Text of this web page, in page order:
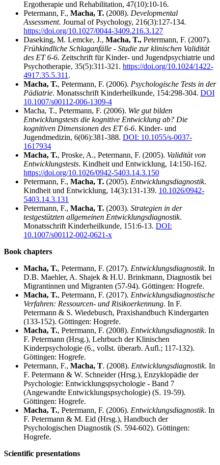
Ergotherapie und Rehabilitation, 47(10):10-16.
Petermann, F., Macha, T. (2008). Developmental
Assessment. Journal of Psychology, 216(3):127-134.
https://doi.org/10.1027/0044-3409.216.3.127
Daseking, M. Lemcke, J., Macha, T., Petermann, F. (2007).
Frühkindliche Schlaganfälle - Studie zur klinischen Validität
des ET 6-6. Zeitschrift für Kinder- und Jugendpsychiatrie und
Psychotherapie, 35(5):311-321. https://doi.org/10.1024/1422-
4917.35.5.311 .
Macha, T., Petermann, F. (2006). Psychologische Tests in der
Pädiatrie. Monatsschrift Kinderheilkunde, 154:298-304. DOI
10.1007/s00112-006-1309-4
Macha, T., Petermann, F. (2006). Wie gut bilden
Entwicklungstests die kognitive Entwicklung ab? Die
kognitiven Dimensionen des ET 6-6. Kinder- und
Jugendmedizin, 6(06):381-388. DOI: 10.1055/s-0037-
1617934
Macha, T., Proske, A., Petermann, F. (2005). Validität von
Entwicklungstests. Kindheit und Entwicklung, 14:150-162.
https://doi.org/10.1026/0942-5403.14.3.150
Petermann, F., Macha, T. (2005). Entwicklungsdiagnostik.
Kindheit und Entwicklung, 14(3):131-139. 10.1026/0942-
5403.14.3.131
Petermann, F., Macha, T. (2003). Strategien in der
testgestützten allgemeinen Entwicklungsdiagnostik.
Monatsschrift Kinderheilkunde, 151:6-13. DOI:
10.1007/s00112-002-0621-x
Book chapters
Macha, T., Petermann, F. (2017). Entwicklungsdiagnostik. In
D.B. Maehler, A. Shajek & H.U. Brinkmann, Diagnostik bei
Migrantinnen und Migranten (57-94). Göttingen: Hogrefe.
Macha, T., Petermann, F. (2017). Entwicklungsdiagnostische
Verfahren: Ressourcen- und Risikoerkennung. In F.
Petermann & S. Wiedebusch, Praxishandbuch Kindergarten
(133-152). Göttingen: Hogrefe.
Macha, T., Petermann, F. (2008). Entwicklungsdiagnostik. In
F. Petermann (Hrsg.), Lehrbuch der Klinischen
Kinderpsychologie (6., vollst. überarb. Aufl.; 117-132).
Göttingen: Hogrefe.
Petermann, F., Macha, T. (2008). Entwicklungsdiagnostik. In
F. Petermann & W. Schneider (Hrsg.), Enzyklopädie der
Psychologie: Entwicklungspsychologie - Band 7
(Angewandte Entwicklungspsychologie) (S. 19-59).
Göttingen: Hogrefe.
Macha, T., Petermann, F. (2006). Entwicklungsdiagnostik. In
F. Petermann & M. Eid (Hrsg.), Handbuch der
Psychologischen Diagnostik (S. 594-602). Göttingen:
Hogrefe.
Scientific presentations